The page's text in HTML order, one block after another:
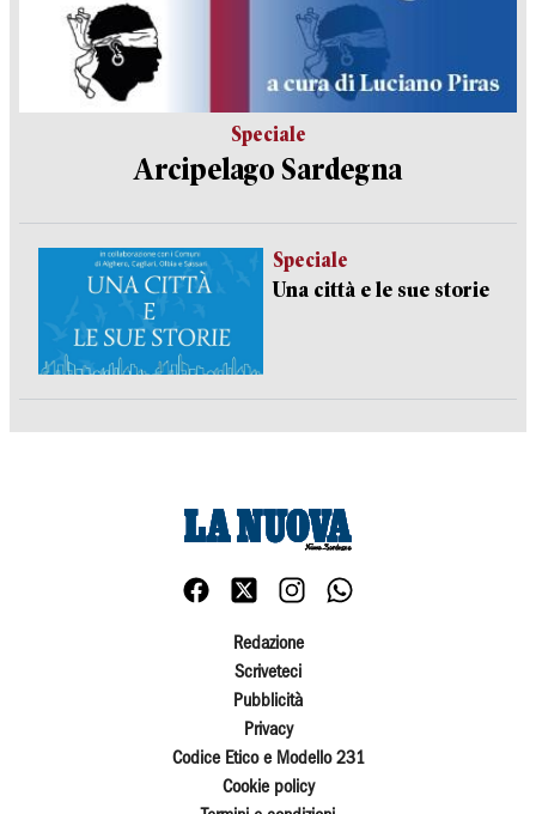
Speciale
Arcipelago Sardegna
Speciale
Una città e le sue storie
Redazione
Scriveteci
Pubblicità
Privacy
Codice Etico e Modello 231
Cookie policy